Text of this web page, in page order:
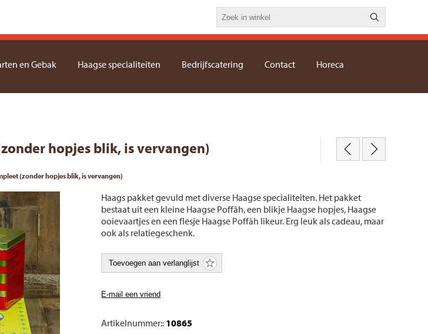
en Gebak Haagse specialiteiten Bedrijfscatering Contact Horeca
hopjes blik, is vervangen)
(zonder hopjes blik, is vervangen)
Haags pakket gevuld met diverse Haagse specialiteiten. Het pakket
bestaat uit een kleine Haagse Poffâh, een blikje Haagse hopjes, Haagse
ooievaartjes en een flesje Haagse Poffàh likeur. Erg leuk als cadeau, maar
ook als relatiegeschenk.
Artikelnummer:: 10865